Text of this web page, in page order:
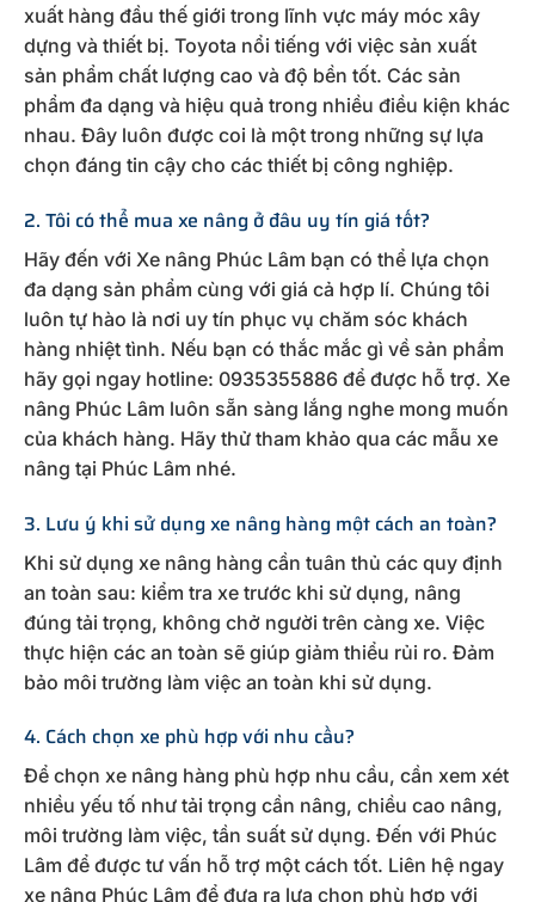
xuất hàng đầu thế giới trong lĩnh vực máy móc xây
dựng và thiết bị. Toyota nổi tiếng với việc sản xuất
sản phẩm chất lượng cao và độ bền tốt. Các sản
phẩm đa dạng và hiệu quả trong nhiều điều kiện khác
nhau. Đây luôn được coi là một trong những sự lựa
chọn đáng tin cậy cho các thiết bị công nghiệp.
2. Tôi có thể mua xe nâng ở đâu uy tín giá tốt?
Hãy đến với Xe nâng Phúc Lâm bạn có thể lựa chọn
đa dạng sản phẩm cùng với giá cả hợp lí. Chúng tôi
luôn tự hào là nơi uy tín phục vụ chăm sóc khách
hàng nhiệt tình. Nếu bạn có thắc mắc gì về sản phẩm
hãy gọi ngay hotline: 0935355886 để được hỗ trợ. Xe
nâng Phúc Lâm luôn sẵn sàng lắng nghe mong muốn
của khách hàng. Hãy thử tham khảo qua các mẫu xe
nâng tại Phúc Lâm nhé.
3. Lưu ý khi sử dụng xe nâng hàng một cách an toàn?
Khi sử dụng xe nâng hàng cần tuân thủ các quy định
an toàn sau: kiểm tra xe trước khi sử dụng, nâng
đúng tải trọng, không chở người trên càng xe. Việc
thực hiện các an toàn sẽ giúp giảm thiểu rủi ro. Đảm
bảo môi trường làm việc an toàn khi sử dụng.
4. Cách chọn xe phù hợp với nhu cầu?
Để chọn xe nâng hàng phù hợp nhu cầu, cần xem xét
nhiều yếu tố như tải trọng cần nâng, chiều cao nâng,
môi trường làm việc, tần suất sử dụng. Đến với Phúc
Lâm để được tư vấn hỗ trợ một cách tốt. Liên hệ ngay
xe nâng Phúc Lâm để đưa ra lựa chọn phù hợp với